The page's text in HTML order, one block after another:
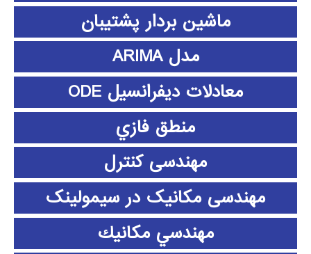
ماشین بردار پشتیبان
مدل ARIMA
معادلات دیفرانسیل ODE
منطق فازي
مهندسی کنترل
مهندسی مکانیک در سیمولینک
مهندسي مكانيك